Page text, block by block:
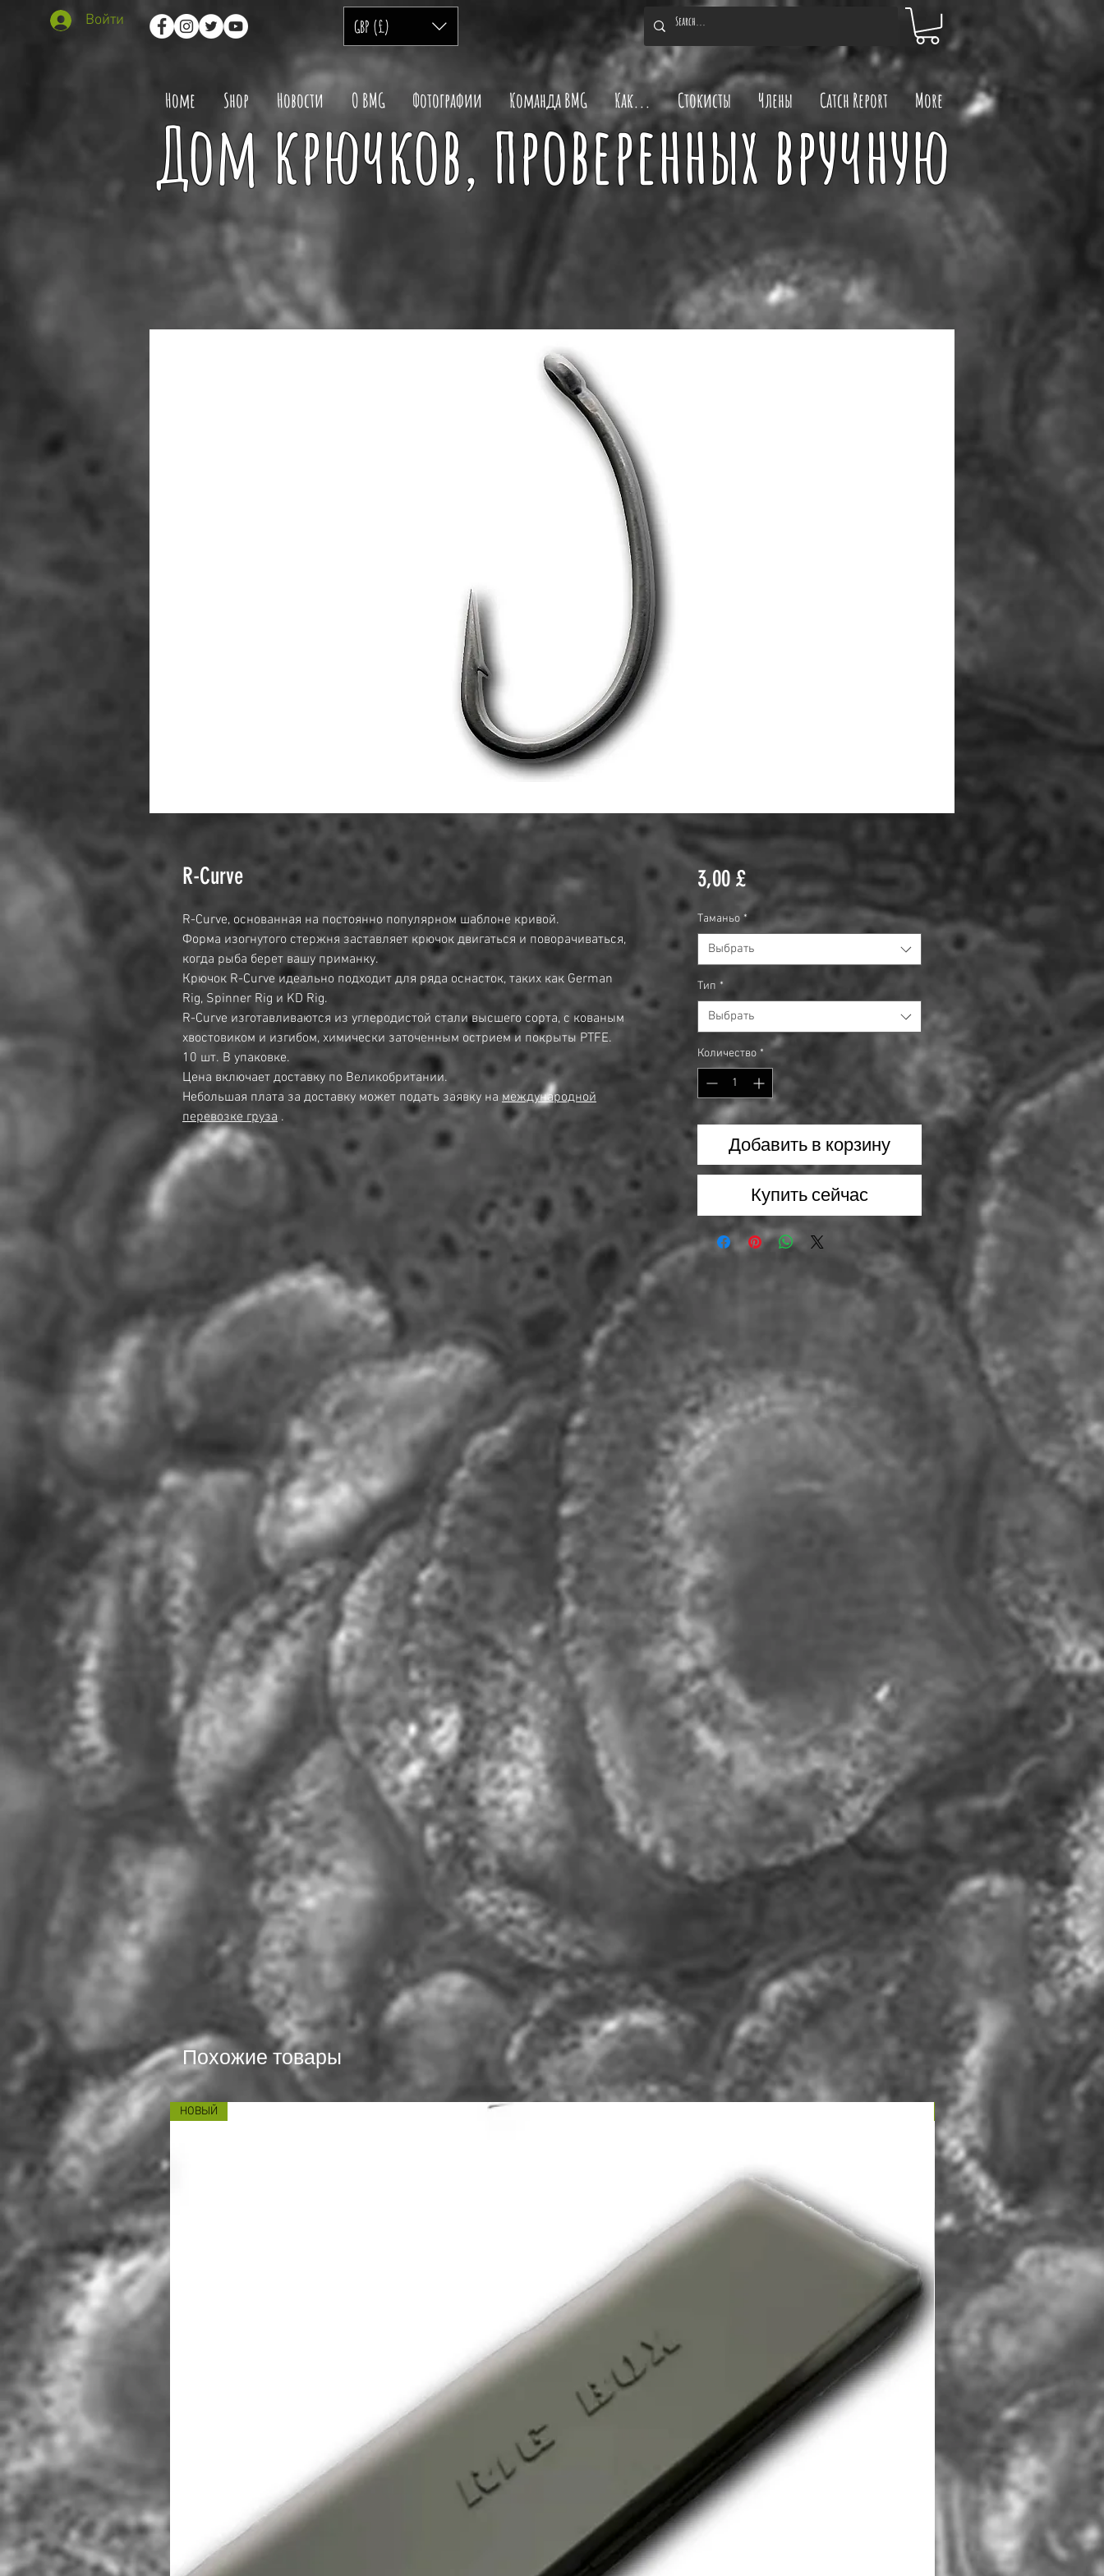
Войти
Home Shop Новости О BMG Фотографии Команда BMG Как... Стокисты Члены Catch Report More
GBP (£)
Дом крючков, проверенных вручную
R-Curve
R-Curve, основанная на постоянно популярном шаблоне кривой.
Форма изогнутого стержня заставляет крючок двигаться и поворачиваться,
когда рыба берет вашу приманку.
Крючок R-Curve идеально подходит для ряда оснасток, таких как German
Rig, Spinner Rig и KD Rig.
R-Curve изготавливаются из углеродистой стали высшего сорта, с кованым
хвостовиком и изгибом, химически заточенным острием и покрыты PTFE.
10 шт. В упаковке.
Цена включает доставку по Великобритании.
Небольшая плата за доставку может подать заявку на международной
перевозке груза .
3,00 £Цена
Таманьо *
Выбрать
Тип *
Выбрать
Количество *
Добавить в корзину
Купить сейчас
Похожие товары
НОВЫЙ НОВЫЙ